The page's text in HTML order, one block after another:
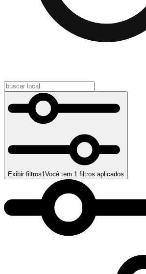
Exibir filtros1Você tem 1 filtros aplicados